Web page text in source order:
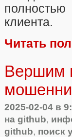
клиента.
Читать
Вершим
2025-02-04 в
на github,
github, поиск